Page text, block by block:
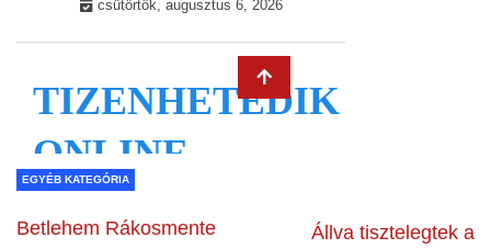
EGYÉB KATEGÓRIA
Betlehem Rákosmente
Állva tisztelegtek a